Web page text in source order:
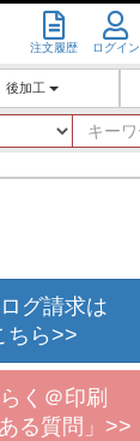
注文履歴 ログイン
後加工
グ請求は
ちら>>
く＠印刷
ある質問」>>